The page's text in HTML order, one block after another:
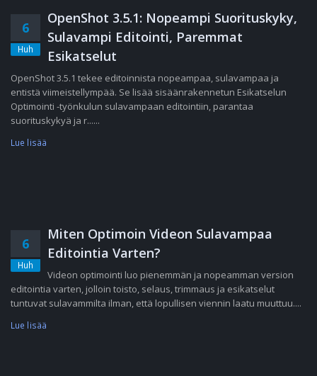
6
Huh
OpenShot 3.5.1: Nopeampi Suorituskyky,
Sulavampi Editointi, Paremmat
Esikatselut
OpenShot 3.5.1 tekee editoinnista nopeampaa, sulavampaa ja
entistä viimeistellympää. Se lisää sisäänrakennetun Esikatselun
Optimointi -työnkulun sulavampaan editointiin, parantaa
suorituskykyä ja r......
Lue lisää
6
Huh
Miten Optimoin Videon Sulavampaa
Editointia Varten?
Videon optimointi luo pienemmän ja nopeamman version
editointia varten, jolloin toisto, selaus, trimmaus ja esikatselut
tuntuvat sulavammilta ilman, että lopullisen viennin laatu muuttuu....
Lue lisää